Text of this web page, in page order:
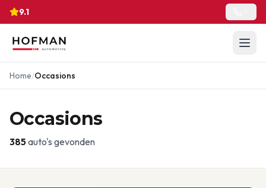
9.1
Home/Occasions
Occasions
385 auto's gevonden